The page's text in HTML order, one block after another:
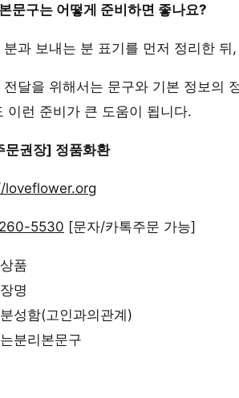
문구는 어떻게 준비하면 좋나요?
분과 보내는 분 표기를 먼저 정리한
전달을 위해서는 문구와 기본 정보의
이런 준비가 큰 도움이 됩니다.
문권장] 정품화환
loveflower.org
5530 [문자/카톡주문 가능]
품
명
성함(고인과의관계)
분리본문구